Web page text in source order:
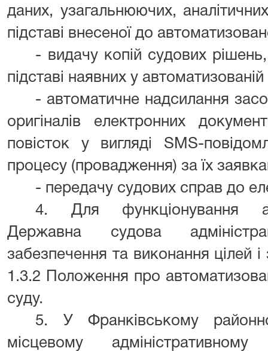
даних, узагальнюючих,
підставі внесеної до
- видачу копій судових
підставі наявних у
- автоматичне надсилання
оригіналів електронних
повісток у вигляді SMS-
процесу (провадження) за їх
- передачу судових справ до
4. Для функціонування
Державна судова
забезпечення та виконання цілей
1.3.2 Положення про
суду.
5. У Франківському
місцевому